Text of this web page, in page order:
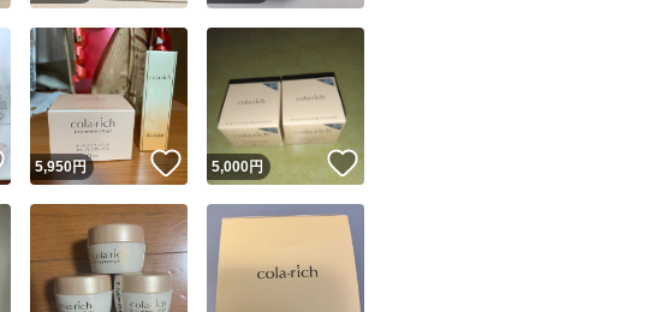
Yahoo!フリマが定めた一定の基準を満たしたユーザーにバッジを付与しています
安心取引出品者
安心取引出品者 Yahoo!フリマの基準をクリアした安心・安全なユーザーです
取引実績
取引実績◯+ このユーザーはYahoo!フリマの取引を完了させた実績があります
この商品の情報をコピーします
商品画像の 無断転載は禁止されています
コピーは1商品につき1回です
いいね！
5,950円 いいね！
5,000円 いいね！